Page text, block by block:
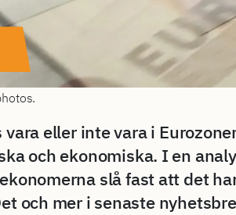
vara eller inte vara i
och ekonomiska. I en
slå fast att det
och mer i senaste